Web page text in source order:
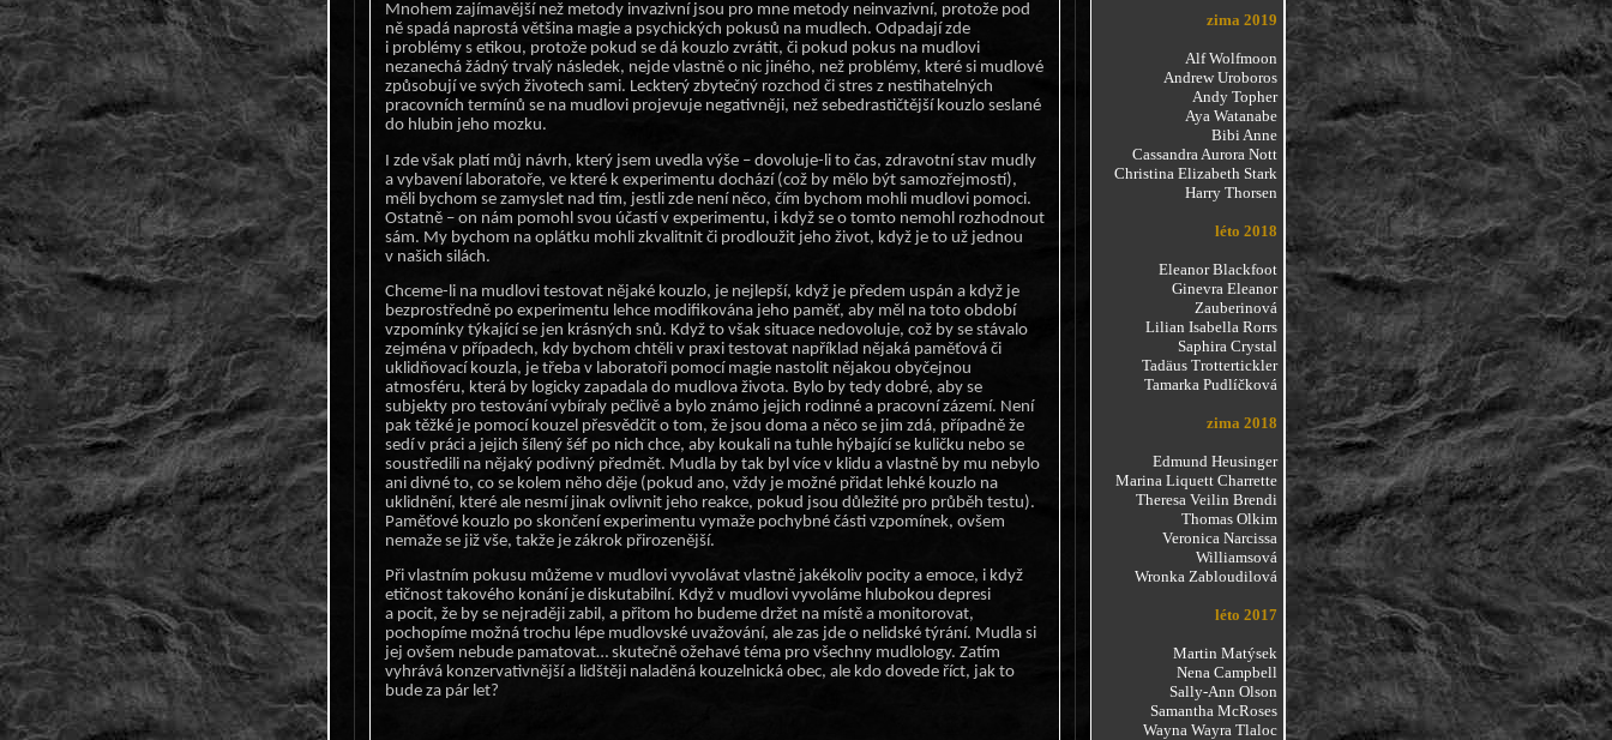
Mnohem zajímavější než metody invazivní jsou pro mne metody neinvazivní, protože pod
ně spadá naprostá většina magie a psychických pokusů na mudlech. Odpadají zde
i problémy s etikou, protože pokud se dá kouzlo zvrátit, či pokud pokus na mudlovi
nezanechá žádný trvalý následek, nejde vlastně o nic jiného, než problémy, které si mudlové
způsobují ve svých životech sami. Leckterý zbytečný rozchod či stres z nestihatelných
pracovních termínů se na mudlovi projevuje negativněji, než sebedrastičtější kouzlo seslané
do hlubin jeho mozku.
I zde však platí můj návrh, který jsem uvedla výše – dovoluje-li to čas, zdravotní stav mudly
a vybavení laboratoře, ve které k experimentu dochází (což by mělo být samozřejmostí),
měli bychom se zamyslet nad tím, jestli zde není něco, čím bychom mohli mudlovi pomoci.
Ostatně – on nám pomohl svou účastí v experimentu, i když se o tomto nemohl rozhodnout
sám. My bychom na oplátku mohli zkvalitnit či prodloužit jeho život, když je to už jednou
v našich silách.
Chceme-li na mudlovi testovat nějaké kouzlo, je nejlepší, když je předem uspán a když je
bezprostředně po experimentu lehce modifikována jeho paměť, aby měl na toto období
vzpomínky týkající se jen krásných snů. Když to však situace nedovoluje, což by se stávalo
zejména v případech, kdy bychom chtěli v praxi testovat například nějaká paměťová či
uklidňovací kouzla, je třeba v laboratoři pomocí magie nastolit nějakou obyčejnou
atmosféru, která by logicky zapadala do mudlova života. Bylo by tedy dobré, aby se
subjekty pro testování vybíraly pečlivě a bylo známo jejich rodinné a pracovní zázemí. Není
pak těžké je pomocí kouzel přesvědčit o tom, že jsou doma a něco se jim zdá, případně že
sedí v práci a jejich šílený šéf po nich chce, aby koukali na tuhle hýbající se kuličku nebo se
soustředili na nějaký podivný předmět. Mudla by tak byl více v klidu a vlastně by mu nebylo
ani divné to, co se kolem něho děje (pokud ano, vždy je možné přidat lehké kouzlo na
uklidnění, které ale nesmí jinak ovlivnit jeho reakce, pokud jsou důležité pro průběh testu).
Paměťové kouzlo po skončení experimentu vymaže pochybné části vzpomínek, ovšem
nemaže se již vše, takže je zákrok přirozenější.
Při vlastním pokusu můžeme v mudlovi vyvolávat vlastně jakékoliv pocity a emoce, i když
etičnost takového konání je diskutabilní. Když v mudlovi vyvoláme hlubokou depresi
a pocit, že by se nejraději zabil, a přitom ho budeme držet na místě a monitorovat,
pochopíme možná trochu lépe mudlovské uvažování, ale zas jde o nelidské týrání. Mudla si
jej ovšem nebude pamatovat… skutečně ožehavé téma pro všechny mudlology. Zatím
vyhrává konzervativnější a lidštěji naladěná kouzelnická obec, ale kdo dovede říct, jak to
bude za pár let?
zima 2019
Alf Wolfmoon
Andrew Uroboros
Andy Topher
Aya Watanabe
Bibi Anne
Cassandra Aurora Nott
Christina Elizabeth Stark
Harry Thorsen
léto 2018
Eleanor Blackfoot
Ginevra Eleanor
Zauberinová
Lilian Isabella Rorrs
Saphira Crystal
Tadäus Trottertickler
Tamarka Pudlíčková
zima 2018
Edmund Heusinger
Marina Liquett Charrette
Theresa Veilin Brendi
Thomas Olkim
Veronica Narcissa
Williamsová
Wronka Zabloudilová
léto 2017
Martin Matýsek
Nena Campbell
Sally-Ann Olson
Samantha McRoses
Wayna Wayra Tlaloc